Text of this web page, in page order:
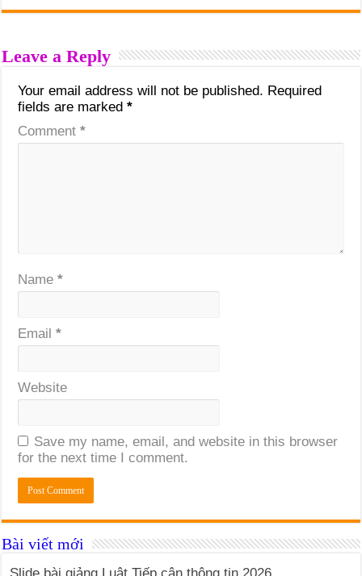
Leave a Reply
Your email address will not be published. Required
fields are marked*
Comment*
Name*
Email*
Website
Save my name, email, and website in this browser
for the next time I comment.
Bài viết mới